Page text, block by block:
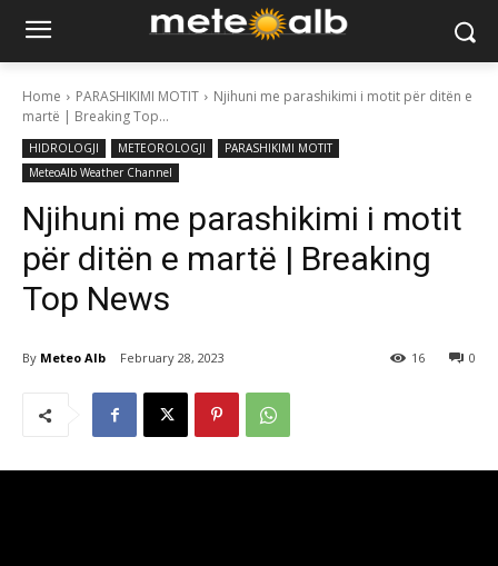
Home PARASHIKIMI MOTIT
Njihuni me parashikimi i motit për ditën e
martë | Breaking Top...
HIDROLOGJI METEOROLOGJI
PARASHIKIMI MOTIT
MeteoAlb Weather Channel
Njihuni me parashikimi i motit
për ditën e martë | Breaking
Top News
By Meteo Alb February 28, 2023 0
16